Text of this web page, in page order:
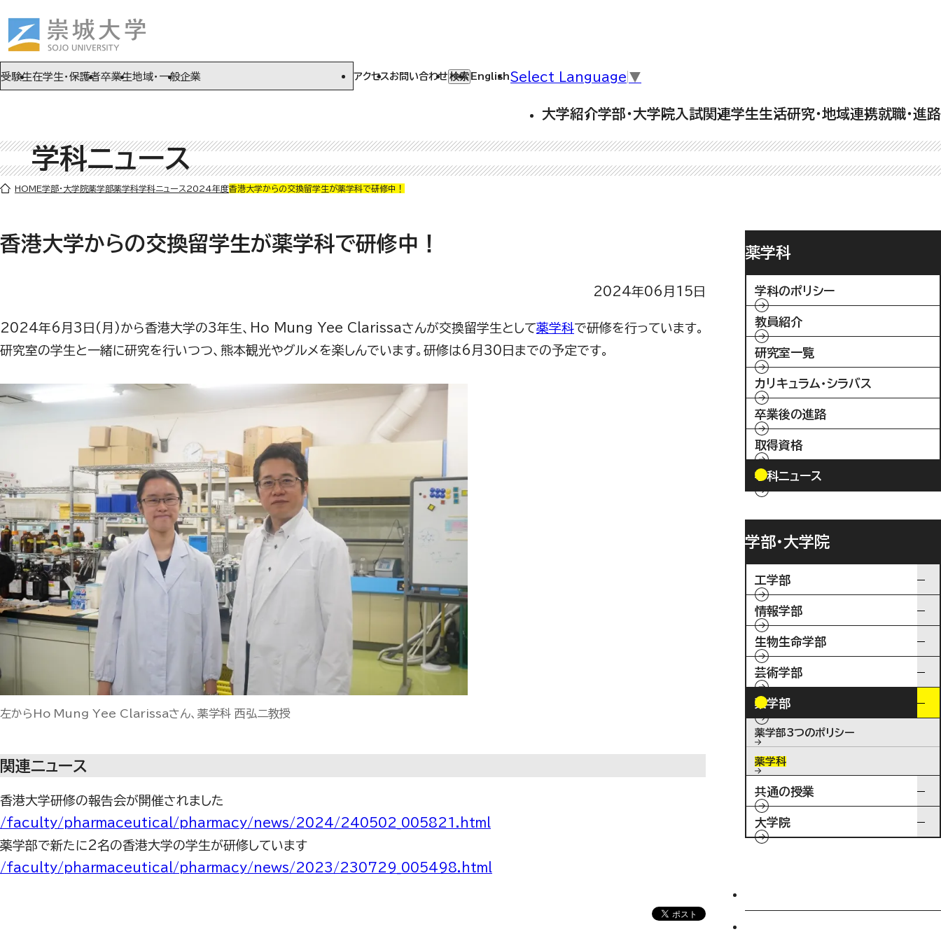
本文(c)へ
受験生在学生・保護者卒業生地域・一般企業 アクセスお問い合わせ 検索 English Select Language ▼
大学紹介学部・大学院 入試関連学生生活研究・地域連携就職・進路
ここから本文です。
学科ニュース
HOME学部・大学院薬学部薬学科学科ニュース 2024年度香港大学からの交換留学生が薬学科で研修中！
香港大学からの交換留学生が薬学科で研修中！
2024年06月15日
2024年6 月 3 日(月)から香港大学の3年生、 Ho Mung Yee Clarissaさんが交換留学生として薬学科で研修を行っています。
研究室の学生と一緒に研究を行いつつ、熊本観光やグルメを楽しんでいます。研修は6 月 30 日までの予定です。
左からHo Mung Yee Clarissaさん、薬学科 西弘二教授
関連ニュース
香港大学研修の報告会が開催されました
/faculty/pharmaceutical/pharmacy/news/2024/240502_005821.html
薬学部で新たに2名の香港大学の学生が研修しています
/faculty/pharmaceutical/pharmacy/news/2023/230729_005498.html
薬学科
学科のポリシー
教員紹介
研究室一覧
カリキュラム・シラバス
卒業後の進路
取得資格
学科ニュース
学部・大学院
工学部
情報学部
生物生命学部
芸術学部
薬学部
薬学部3つのポリシー
薬学科
共通の授業
大学院